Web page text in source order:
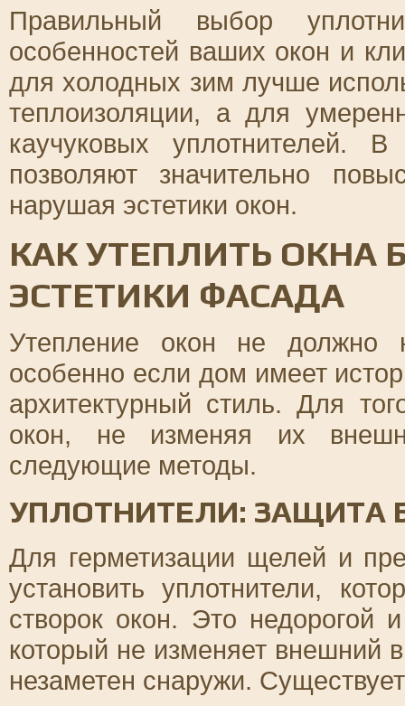
Правильный выбор
особенностей ваших окон и
для холодных зим лучше
теплоизоляции, а для
каучуковых уплотнителей.
позволяют значительно
нарушая эстетики окон.
КАК УТЕПЛИТЬ ОКНА
ЭСТЕТИКИ ФАСАДА
Утепление окон не должно
особенно если дом имеет
архитектурный стиль. Для
окон, не изменяя их
следующие методы.
УПЛОТНИТЕЛИ: ЗАЩИТА
Для герметизации щелей и
установить уплотнители,
створок окон. Это недорогой
который не изменяет внешний
незаметен снаружи.